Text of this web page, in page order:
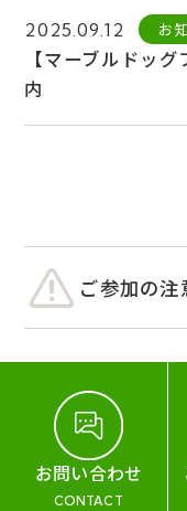
2025.09.12 お
【マーブルドッ
内
ご参加の注
お問い合わせ
CONTACT